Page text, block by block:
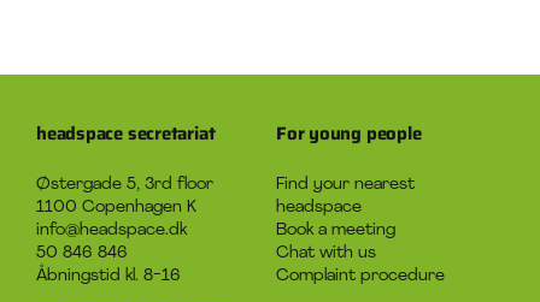
headspace secretariat
Østergade 5, 3rd floor
1100 Copenhagen K
info@headspace.dk
50 846 846
Åbningstid kl. 8-16
For young people
Find your nearest
headspace
Book a meeting
Chat with us
Complaint procedure